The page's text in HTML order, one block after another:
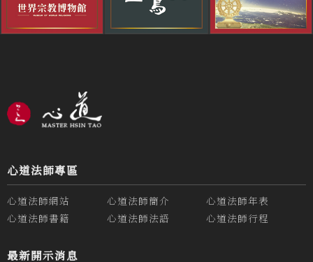
心道法師專區
心道法師網站 心道法師簡介
心道法師年表
心道法師書籍
心道法師法語 心道法師行程
最新開示消息